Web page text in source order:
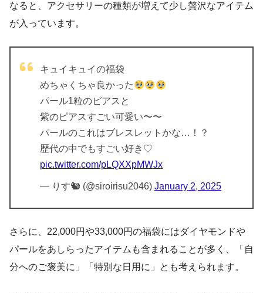
なると、アクセサリーの種類が増えて少し贅沢なアイテム
が入っています。
キュイキュイの福袋
めちゃくちゃ良かった
パール1粒のピアスと
紫のピアスすごい可愛い〜〜
パールのこれはブレスレットかな…！？
歴代の中でもすごい好き♡
pic.twitter.com/pLQXXpMWJx
— りす🐿 (@siroirisu2046) January 2, 2025
さらに、22,000円や33,000円の福袋にはダイヤモンドや
パールをあしらったアイテムも含まれることが多く、「自
分へのご褒美に」「特別な日用に」とも考えられます。